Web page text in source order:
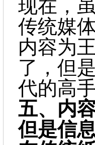
现在，
传统媒
内容为
了，但
代的高
五、 内
但是信